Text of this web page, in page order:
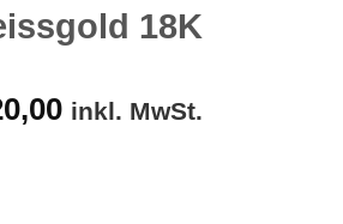
18K
inkl. MwSt.